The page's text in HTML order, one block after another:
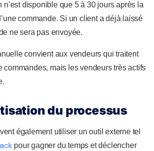
n’est disponible que 5 à 30 jours après la
commande. Si un client a déjà laissé
ne sera pas envoyée.
convient aux vendeurs qui traitent
commandes, mais les vendeurs très actifs
du processus
également utiliser un outil externe tel
pour gagner du temps et déclencher